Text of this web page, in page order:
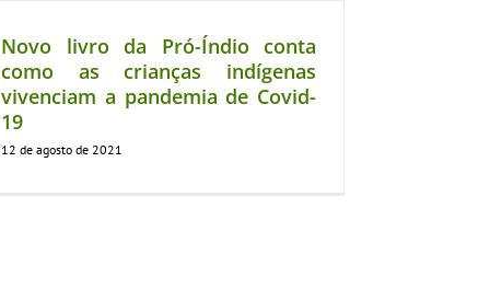
Novo livro da Pró-Índio conta
como as crianças indígenas
vivenciam a pandemia de Covid-
19
12 de agosto de 2021